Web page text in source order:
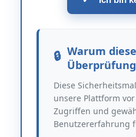
Warum diese
Diese
unsere Plattform
Zugriffen und
Benutzererfahrung